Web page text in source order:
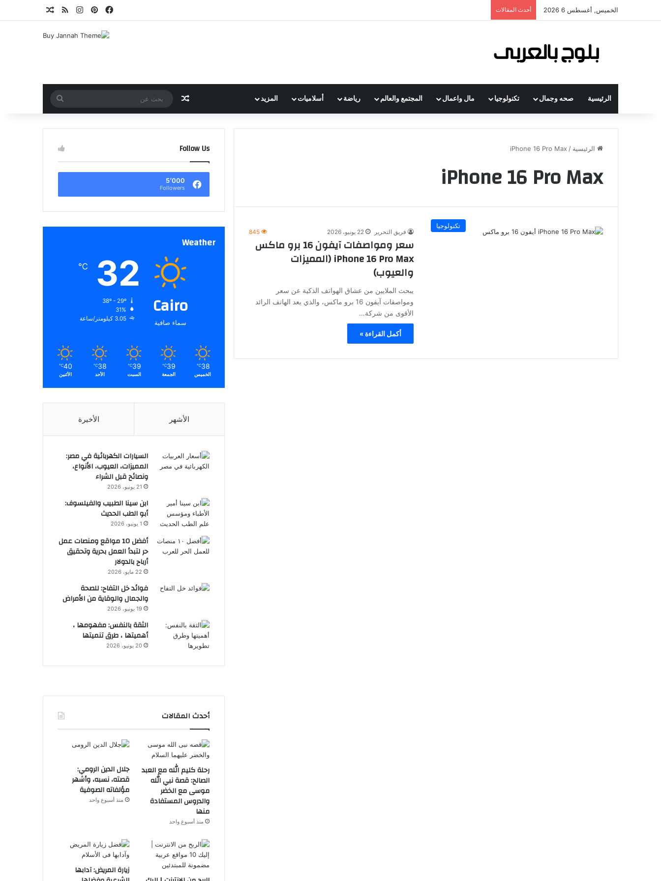
الخميس, أغسطس 6 2026 أحدث المقالات فيسبوكبينتيريستانستقرامملخص الموقع RSS
الرئيسية صحه وجمال تكنولوجيا مال واعمال المجتمع والعالم رياضة أسلاميات المزيد مقال عشوائي
عن
الرئيسية /
iPhone 16 Pro Max
iPhone 16 Pro Max
تكنولوجيا
فريق التحرير 22 يونيو، 2026 845
سعر ومواصفات آيفون 16 برو ماكس
iPhone 16 Pro Max (المميزات
والعيوب)
يبحث الملايين من عشاق الهواتف الذكية عن سعر
ومواصفات آيفون 16 برو ماكس، والذي يعد الهاتف الرائد
الأقوى من شركة…
أكمل القراءة »
Follow Us
5٬000
Followers
Weather
Cairo
سماء صافية
32
℃
31%
3.05 كيلومتر/ساعة
38
℃
الخميس
39
℃
الجمعة
39
℃
السبت
38
℃
الأحد
40
℃
الأثنين
الأشهر الأخيرة
السيارات الكهربائية في مصر:
المميزات، العيوب، الأنواع،
ونصائح قبل الشراء
21 يونيو، 2026
ابن سينا الطبيب والفيلسوف:
أبو الطب الحديث
1 يونيو، 2026
أفضل 10 مواقع ومنصات عمل
حر لتبدأ العمل بحرية وتحقيق
أرباح بالدولار
22 مايو، 2026
فوائد خل التفاح: للصحة
والجمال والوقاية من الأمراض
19 يونيو، 2026
الثقة بالنفس: مفهومها ،
أهميتها ، طرق تنميتها
20 يونيو، 2026
أحدث المقالات
رحلة كليم الله مع العبد
الصالح: قصة نبي الله
موسى مع الخضر
والدروس المستفادة
منها
منذ أسبوع واحد
جلال الدين الرومي:
قصته، نسبه، وأشهر
مؤلفاته الصوفية
منذ أسبوع واحد
زيارة المريض: آدابها